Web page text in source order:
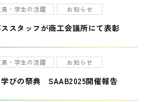
・学生の活躍 お知らせ
スタッフが商工会議所にて表彰
・学生の活躍 お知らせ
びの祭典 SAAB2025開催報告